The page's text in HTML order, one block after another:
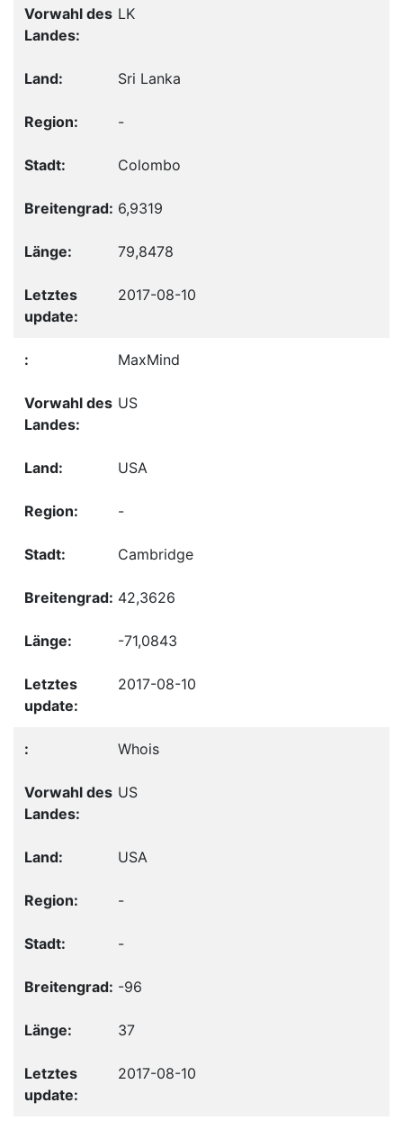
LK
Sri Lanka
-
Colombo
6,9319
79,8478
2017-08-10
MaxMind
US
USA
-
Cambridge
42,3626
-71,0843
2017-08-10
Whois
US
USA
-
-
-96
37
2017-08-10